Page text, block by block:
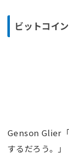
ビットコイ
Genson Glier
するだろう。」